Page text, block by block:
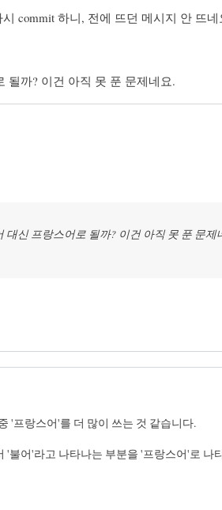
commit 하니, 전에 뜨던 메시지 안 뜨
될까? 이건 아직 못 푼 문제네요.
신 프랑스어로 될까? 이건 아직 못 푼 문제
'프랑스어'를 더 많이 쓰는 것 같습니다.
'불어'라고 나타나는 부분을 '프랑스어'로